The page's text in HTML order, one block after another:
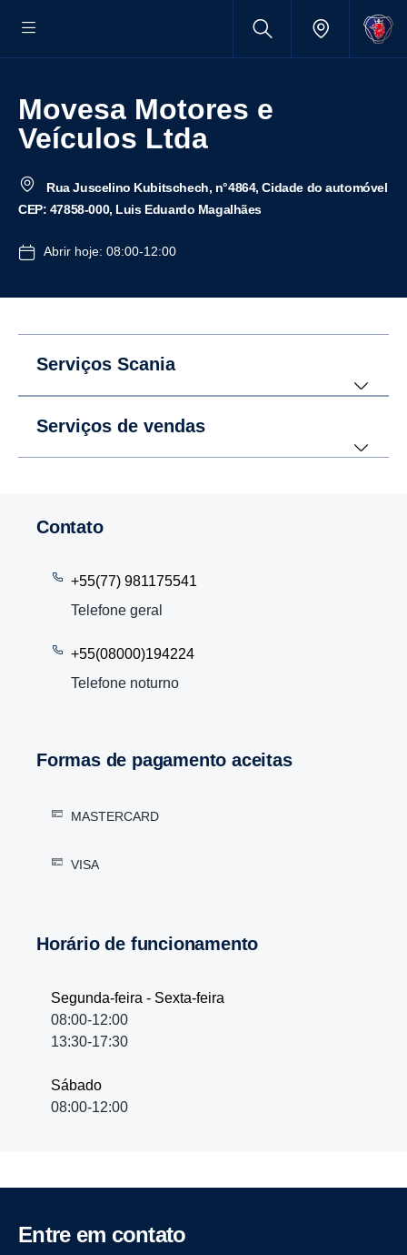
Movesa Motores e
Veículos Ltda
Rua Juscelino Kubitschech, n°4864, Cidade do automóvel
CEP: 47858-000, Luis Eduardo Magalhães
Abrir hoje: 08:00-12:00
Serviços Scania
Serviços de vendas
Contato
+55(77) 981175541
Telefone geral
+55(08000)194224
Telefone noturno
Formas de pagamento aceitas
MASTERCARD
VISA
Horário de funcionamento
Segunda-feira - Sexta-feira
08:00-12:00
13:30-17:30
Sábado
08:00-12:00
Entre em contato